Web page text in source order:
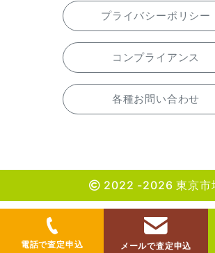
プライバシーポリシー
コンプライアンス
各種お問い合わせ
2022 -2026 東京市
電話で査定申込 メールで査定申込